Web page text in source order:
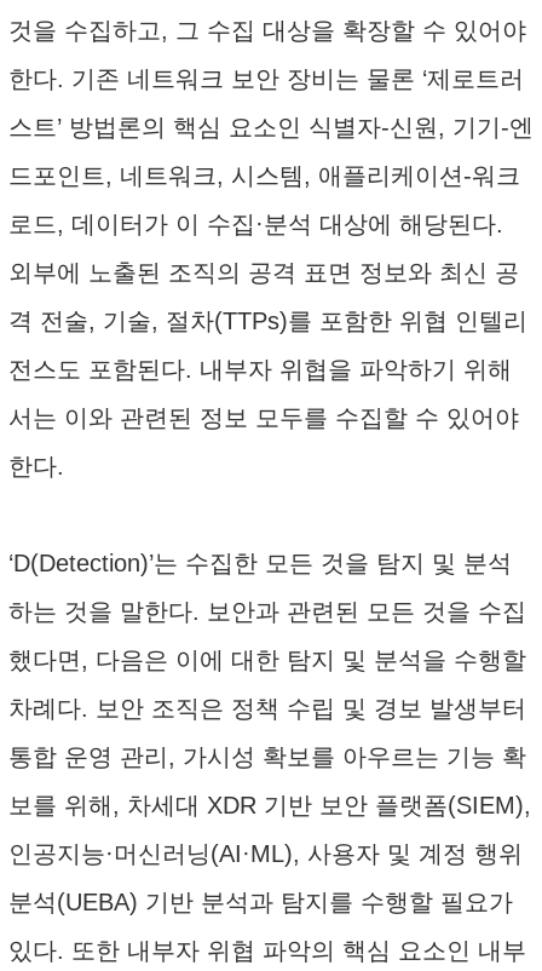
것을 수집하고, 그 수집 대상을 확장할 수 있어야
한다. 기존 네트워크 보안 장비는 물론 ‘제로트러
스트’ 방법론의 핵심 요소인 식별자-신원, 기기-엔
드포인트, 네트워크, 시스템, 애플리케이션-워크
로드, 데이터가 이 수집·분석 대상에 해당된다.
외부에 노출된 조직의 공격 표면 정보와 최신 공
격 전술, 기술, 절차(TTPs)를 포함한 위협 인텔리
전스도 포함된다. 내부자 위협을 파악하기 위해
서는 이와 관련된 정보 모두를 수집할 수 있어야
한다.
‘D(Detection)’는 수집한 모든 것을 탐지 및 분석
하는 것을 말한다. 보안과 관련된 모든 것을 수집
했다면, 다음은 이에 대한 탐지 및 분석을 수행할
차례다. 보안 조직은 정책 수립 및 경보 발생부터
통합 운영 관리, 가시성 확보를 아우르는 기능 확
보를 위해, 차세대 XDR 기반 보안 플랫폼(SIEM),
인공지능·머신러닝(AI·ML), 사용자 및 계정 행위
분석(UEBA) 기반 분석과 탐지를 수행할 필요가
있다. 또한 내부자 위협 파악의 핵심 요소인 내부